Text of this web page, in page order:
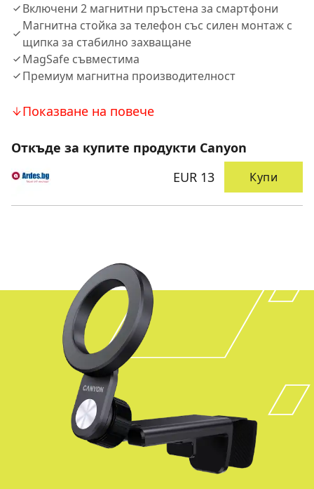
Включени 2 магнитни пръстена за смартфони
Магнитна стойка за телефон със силен монтаж с
щипка за стабилно захващане
MagSafe съвместима
Премиум магнитна производителност
Показване на повече
Откъде за купите продукти Canyon
EUR 13
Купи